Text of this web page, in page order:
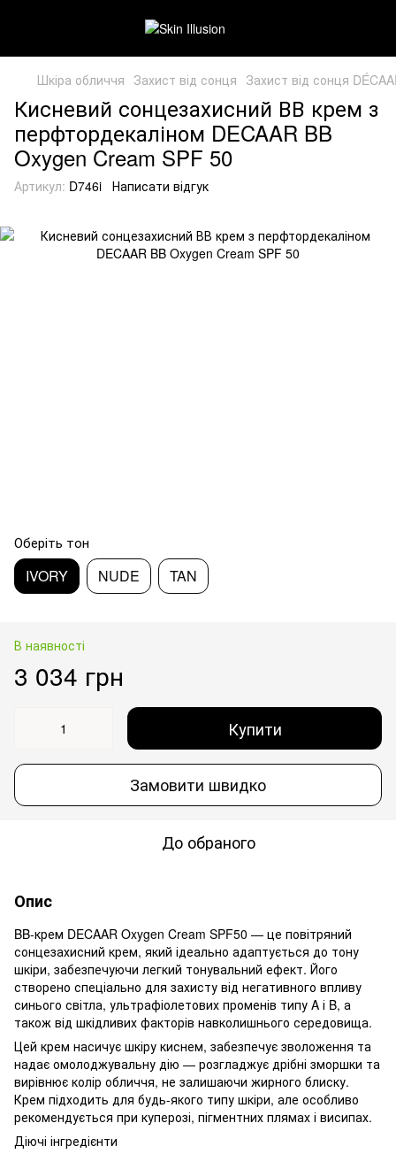
Шкіра обличчя Захист від сонця Захист від сонця
Кисневий сонцезахисний ВВ крем з
перфтордекаліном DECAAR BB
Oxygen Cream SPF 50
Артикул: D746i Написати відгук
Оберіть тон
IVORY NUDE TAN
В наявності
3 034 грн
Купити
Замовити швидко
До обраного
Опис
BB-крем DECAAR Oxygen Cream SPF50 — це повітряний
сонцезахисний крем, який ідеально адаптується до тону
шкіри, забезпечуючи легкий тонувальний ефект. Його
створено спеціально для захисту від негативного впливу
синього світла, ультрафіолетових променів типу A і B, а
також від шкідливих факторів навколишнього середовища.
Цей крем насичує шкіру киснем, забезпечує зволоження та
надає омолоджувальну дію — розгладжує дрібні зморшки та
вирівнює колір обличчя, не залишаючи жирного блиску.
Крем підходить для будь-якого типу шкіри, але особливо
рекомендується при куперозі, пігментних плямах і висипах.
Діючі інгредієнти